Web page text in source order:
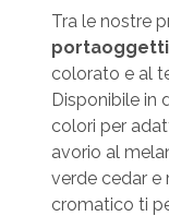
Tra le nostre
colorato e al
Disponibile in
colori per
avorio al
verde cedar e
cromatico ti